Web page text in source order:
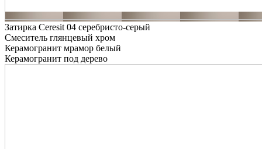
Затирка Ceresit 04 серебристо-серый
Смеситель глянцевый хром
Керамогранит мрамор белый
Керамогранит под дерево